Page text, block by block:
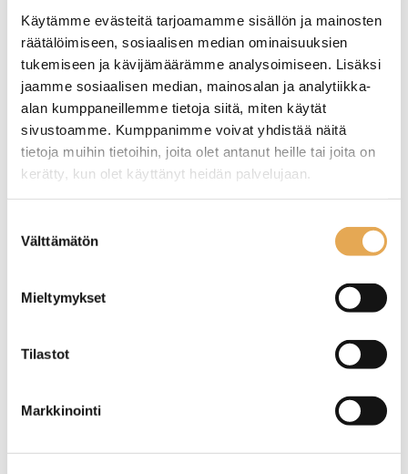
Käytämme evästeitä tarjoamamme sisällön ja mainosten
räätälöimiseen, sosiaalisen median ominaisuuksien
tukemiseen ja kävijämäärämme analysoimiseen. Lisäksi
jaamme sosiaalisen median, mainosalan ja analytiikka-
alan kumppaneillemme tietoja siitä, miten käytät
sivustoamme. Kumppanimme voivat yhdistää näitä
tietoja muihin tietoihin, joita olet antanut heille tai joita on
kerätty, kun olet käyttänyt heidän palvelujaan.
valinta
Välttämätön
Mieltymykset
Tilastot
Markkinointi
SK-Elmu tuorekelmu
Paketti sisältää 3 kpl 0,45 x
Annostelulaite Fredman
Elmu®kelmuteline 45 cm
Ulkomitat: 530 x (s) 145 x (k)